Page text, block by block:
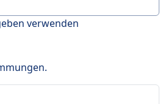
verwenden